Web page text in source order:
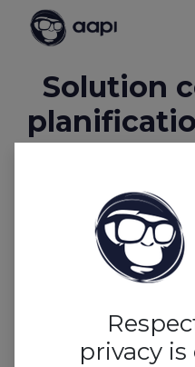
Solution
Optimisez le
paie et la planification
en temps réel et
rationalisent les tâches
privacy